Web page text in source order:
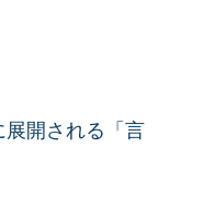
開される「言